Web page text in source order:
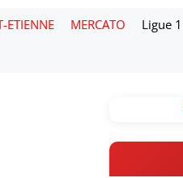
ETIENNE MERCATO Ligue 1